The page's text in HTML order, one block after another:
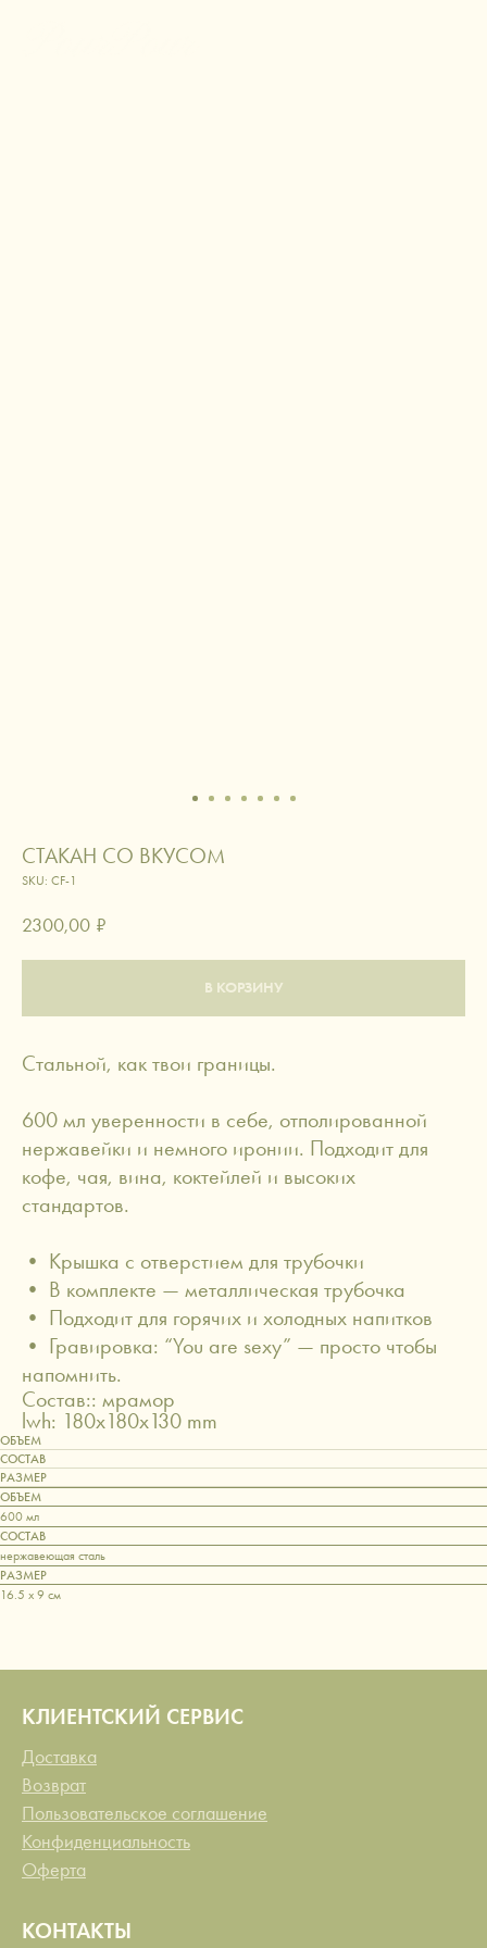
СТАКАН СО ВКУСОМ
SKU: CF-1
2300,00 ₽
В КОРЗИНУ
Стальной, как твои границы.
600 мл уверенности в себе, отполированной
нержавейки и немного иронии. Подходит для
кофе, чая, вина, коктейлей и высоких
стандартов.
• Крышка с отверстием для трубочки
• В комплекте — металлическая трубочка
• Подходит для горячих и холодных напитков
• Гравировка: “You are sexy” — просто чтобы
напомнить.
Состав:: мрамор
lwh: 180x180x130 mm
ОБЪЕМ
СОСТАВ
РАЗМЕР
ОБЪЕМ
600 мл
СОСТАВ
нержавеющая сталь
РАЗМЕР
16.5 х 9 см
КЛИЕНТСКИЙ СЕРВИС
Доставка
Возврат
Пользовательское соглашение
Конфиденциальность
Оферта
КОНТАКТЫ